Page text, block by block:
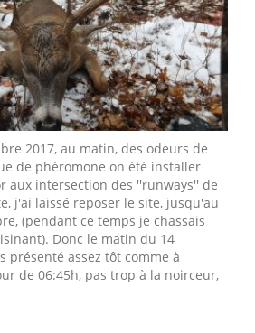
2017, au matin, des odeurs de
de phéromone on été installer
aux intersection des ''runways'' de
j'ai laissé reposer le site, jusqu'au
(pendant ce temps je chassais
Donc le matin du 14
présenté assez tôt comme à
de 06:45h, pas trop à la noirceur,